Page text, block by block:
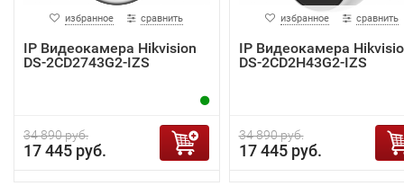
избранное сравнить
IP Видеокамера Hikvision
DS-2CD2743G2-IZS
34 890 руб.
17 445 руб.
избранное сравнить
IP Видеокамера
DS-2CD2H43G2-IZS
34 890 руб.
17 445 руб.